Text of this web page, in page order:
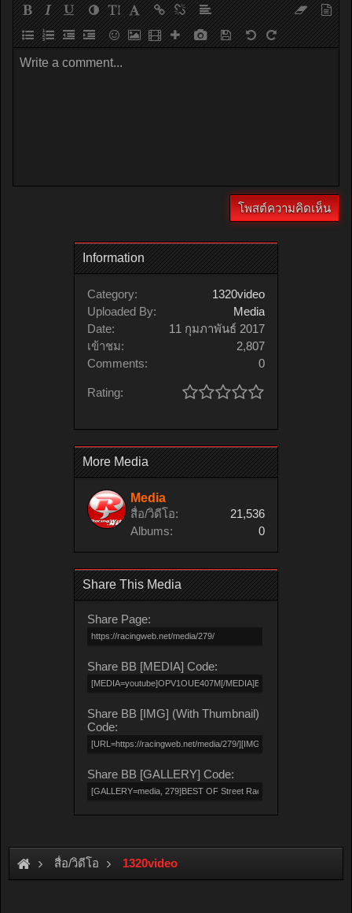
Write a comment...
Information
Category:
1320video
Uploaded By:
Media
Date:
11 กุมภาพันธ์ 2017
เข้าชม:
2,807
Comments:
0
Rating:
More Media
Media
สื่อ/วิดีโอ:
21,536
Albums:
0
Share This Media
Share Page:
Share BB [MEDIA] Code:
Share BB [IMG] (With Thumbnail)
Code:
Share BB [GALLERY] Code:
สื่อ/วิดีโอ 1320video